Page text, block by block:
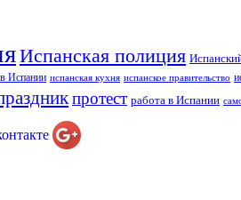
Испанская полиция
в Испании испанская кухня испанское правительство
протест работа в Испании